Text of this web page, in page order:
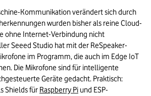
Kommunikation verändert sich durch
wurden bisher als reine Cloud-
ohne Internet-Verbindung nicht
Seeed Studio hat mit der ReSpeaker-
im Programm, die auch im Edge IoT
Die Mikrofone sind für intelligente
Geräte gedacht. Praktisch:
Shields für Raspberry Pi und ESP-